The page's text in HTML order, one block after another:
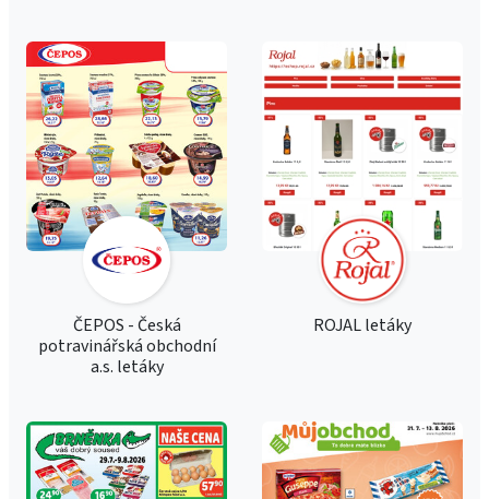
ČEPOS - Česká
potravinářská obchodní
a.s. letáky
ROJAL letáky